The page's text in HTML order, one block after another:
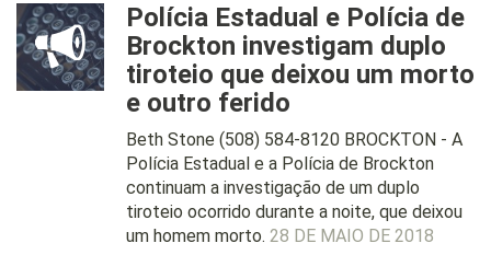
Polícia Estadual e Polícia de
Brockton investigam duplo
tiroteio que deixou um morto
e outro ferido
Beth Stone (508) 584-8120 BROCKTON - A
Polícia Estadual e a Polícia de Brockton
continuam a investigação de um duplo
tiroteio ocorrido durante a noite, que deixou
um homem morto. 28 DE MAIO DE 2018